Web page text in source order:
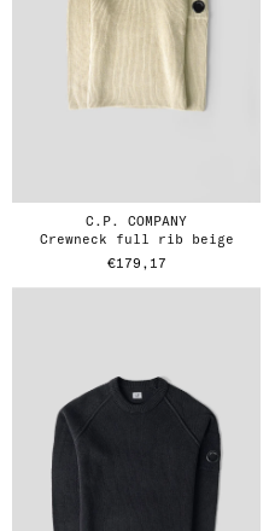
C.P. COMPANY
crewneck full rib beige
€179,17